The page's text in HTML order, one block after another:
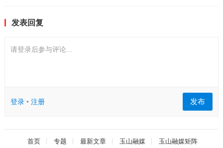
发表回复
请登录后参与评论...
登录• 注册 发布
首页 专题 最新文章 玉山融媒 玉山融媒矩阵